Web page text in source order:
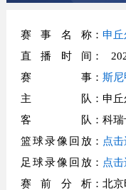
赛事名称： 申
直播时间 ：
赛事： 斯尼
主队 ：申
客队 ：科
篮球录像回放： 点
足球录像回放： 点
赛前分析：北